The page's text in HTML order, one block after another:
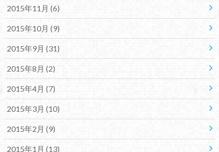
2015年11月 (6)
2015年10月 (9)
2015年9月 (31)
2015年8月 (2)
2015年4月 (7)
2015年3月 (10)
2015年2月 (9)
2015年1月 (13)